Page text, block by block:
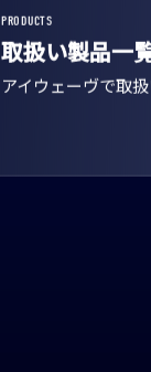
取扱い製品一
アイウェーヴで取